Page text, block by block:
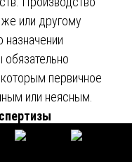
или другому
назначении
обязательно
первичное
или неясным.
при
или